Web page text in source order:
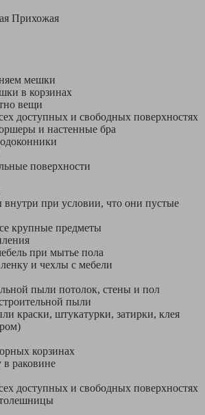
мешки
в корзинах
вещи
доступных и свободных поверхностях
и настенные бра
поверхности
при условии, что они пустые
крупные предметы
при мытье пола
и чехлы с мебели
пыли потолок, стены и пол
пыли
краски, штукатурки, затирки, клея
корзинах
раковине
доступных и свободных поверхностях